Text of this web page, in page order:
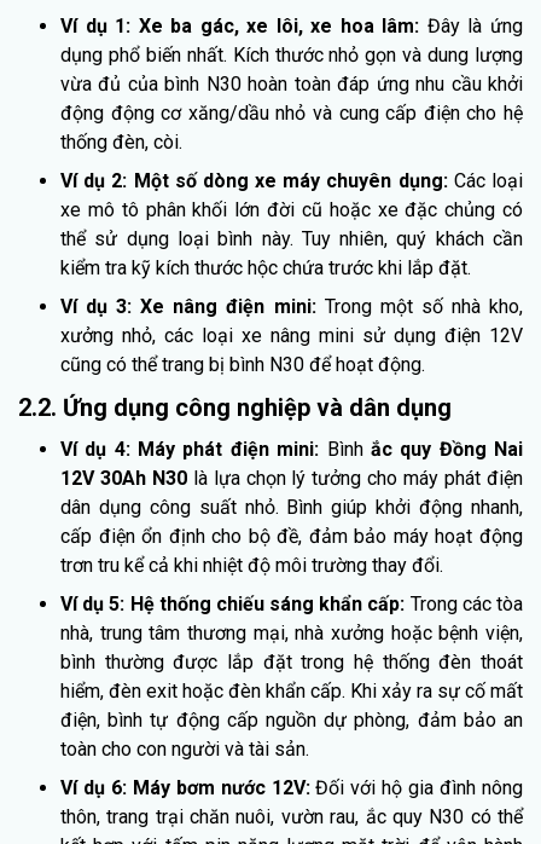
Ví dụ 1: Xe ba gác, xe lôi, xe hoa lâm: Đây là ứng
dụng phổ biến nhất. Kích thước nhỏ gọn và dung lượng
vừa đủ của bình N30 hoàn toàn đáp ứng nhu cầu khởi
động động cơ xăng/dầu nhỏ và cung cấp điện cho hệ
thống đèn, còi.
Ví dụ 2: Một số dòng xe máy chuyên dụng:Các loại
xe mô tô phân khối lớn đời cũ hoặc xe đặc chủng có
thể sử dụng loại bình này. Tuy nhiên, quý khách cần
kiểm tra kỹ kích thước hộc chứa trước khi lắp đặt.
Ví dụ 3: Xe nâng điện mini:Trong một số nhà kho,
xưởng nhỏ, các loại xe nâng mini sử dụng điện 12V
cũng có thể trang bị bình N30 để hoạt động.
2.2. Ứng dụng công nghiệp và dân dụng
Ví dụ 4: Máy phát điện mini: Bình ắc quy Đồng Nai
12V 30Ah N30là lựa chọn lý tưởng cho máy phát điện
dân dụng công suất nhỏ. Bình giúp khởi động nhanh,
cấp điện ổn định cho bộ đề, đảm bảo máy hoạt động
trơn tru kể cả khi nhiệt độ môi trường thay đổi.
Ví dụ 5: Hệ thống chiếu sáng khẩn cấp: Trong các tòa
nhà, trung tâm thương mại, nhà xưởng hoặc bệnh viện,
bình thường được lắp đặt trong hệ thống đèn thoát
hiểm, đèn exit hoặc đèn khẩn cấp. Khi xảy ra sự cố mất
điện, bình tự động cấp nguồn dự phòng, đảm bảo an
toàn cho con người và tài sản.
Ví dụ 6: Máy bơm nước 12V:Đối với hộ gia đình nông
thôn, trang trại chăn nuôi, vườn rau, ắc quy N30 có thể